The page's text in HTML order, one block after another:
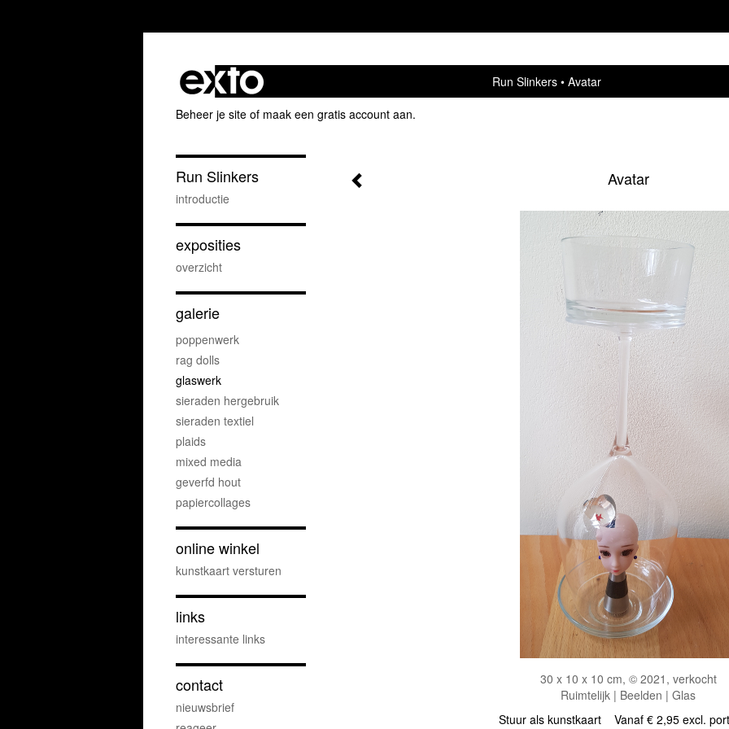
Run Slinkers
Avatar
Beheer je site of maak een gratis account aan.
Avatar
30 x 10 x 10 cm, © 2021, verkocht
Ruimtelijk | Beelden | Glas
Stuur als kunstkaart Vanaf € 2,95 excl.
Run Slinkers
introductie
exposities
overzicht
galerie
poppenwerk
rag dolls
glaswerk
sieraden hergebruik
sieraden textiel
plaids
mixed media
geverfd hout
papiercollages
online winkel
kunstkaart versturen
links
interessante links
contact
nieuwsbrief